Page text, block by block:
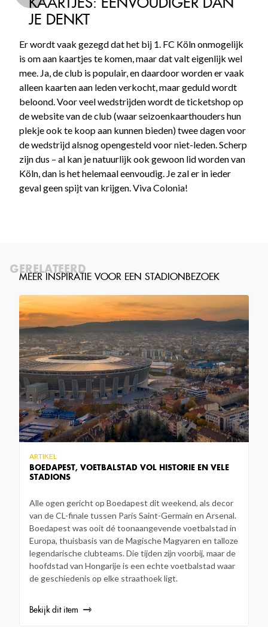
JE DENKT
Er wordt vaak gezegd dat het bij 1. FC Köln onmogelijk
is om aan kaartjes te komen, maar dat valt eigenlijk wel
mee. Ja, de club is populair, en daardoor worden er vaak
alleen kaarten aan leden verkocht, maar geduld wordt
beloond. Voor veel wedstrijden wordt de ticketshop op
de website van de club (waar seizoenkaarthouders hun
plekje ook te koop aan kunnen bieden) twee dagen voor
de wedstrijd alsnog opengesteld voor niet-leden. Scherp
zijn dus – al kan je natuurlijk ook gewoon lid worden van
Köln, dan is het helemaal eenvoudig. Je zal er in ieder
geval geen spijt van krijgen. Viva Colonia!
GERELATEERD
BOEDAPEST, VOETBALSTAD VOL HISTORIE EN VELE
STADIONS
ARTIKEL
Alle ogen gericht op Boedapest dit weekend, als decor
van de CL-finale tussen Paris Saint-Germain en Arsenal.
Boedapest was ooit dé toonaangevende voetbalstad in
Europa, thuisbasis van de Magische Magyaren en talloze
legendarische clubteams. Die tijden zijn voorbij, maar de
hoofdstad van Hongarije is een echte voetbalstad waar
de geschiedenis op elke straathoek ligt.
Bekijk dit item